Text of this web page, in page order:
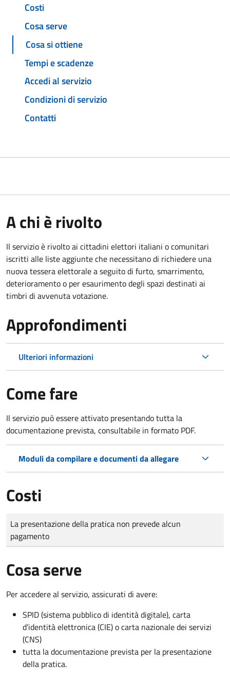
Costi
Cosa serve
Cosa si ottiene
Tempi e scadenze
Accedi al servizio
Condizioni di servizio
Contatti
A chi è rivolto
Il servizio è rivolto ai cittadini elettori italiani o comunitari
iscritti alle liste aggiunte che necessitano di richiedere una
nuova tessera elettorale a seguito di furto, smarrimento,
deterioramento o per esaurimento degli spazi destinati ai
timbri di avvenuta votazione.
Approfondimenti
Ulteriori informazioni
Come fare
Il servizio può essere attivato presentando tutta la
documentazione prevista, consultabile in formato PDF.
Moduli da compilare e documenti da allegare
Costi
Tipo di pagamento
Importo
La presentazione della pratica non prevede alcun
pagamento
Cosa serve
Per accedere al servizio, assicurati di avere:
SPID (sistema pubblico di identità digitale), carta
d’identità elettronica (CIE) o carta nazionale dei servizi
(CNS)
tutta la documentazione prevista per la presentazione
della pratica.